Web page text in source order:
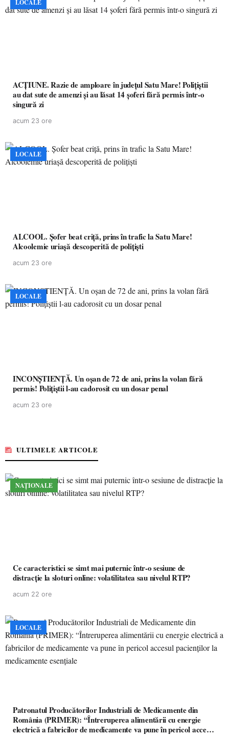
LOCALE
ACȚIUNE. Razie de amploare în județul Satu Mare! Polițiștii
au dat sute de amenzi și au lăsat 14 șoferi fără permis într-o
singură zi
acum 23 ore
LOCALE
ALCOOL. Șofer beat criță, prins în trafic la Satu Mare!
Alcoolemie uriașă descoperită de polițiști
acum 23 ore
LOCALE
INCONȘTIENȚĂ. Un oșan de 72 de ani, prins la volan fără
permis! Polițiștii l-au cadorosit cu un dosar penal
acum 23 ore
ULTIMELE ARTICOLE
NAȚIONALE
Ce caracteristici se simt mai puternic într-o sesiune de
distracție la sloturi online: volatilitatea sau nivelul RTP?
acum 22 ore
LOCALE
Patronatul Producătorilor Industriali de Medicamente din
România (PRIMER): “Întreruperea alimentării cu energie
electrică a fabricilor de medicamente va pune în pericol accesul